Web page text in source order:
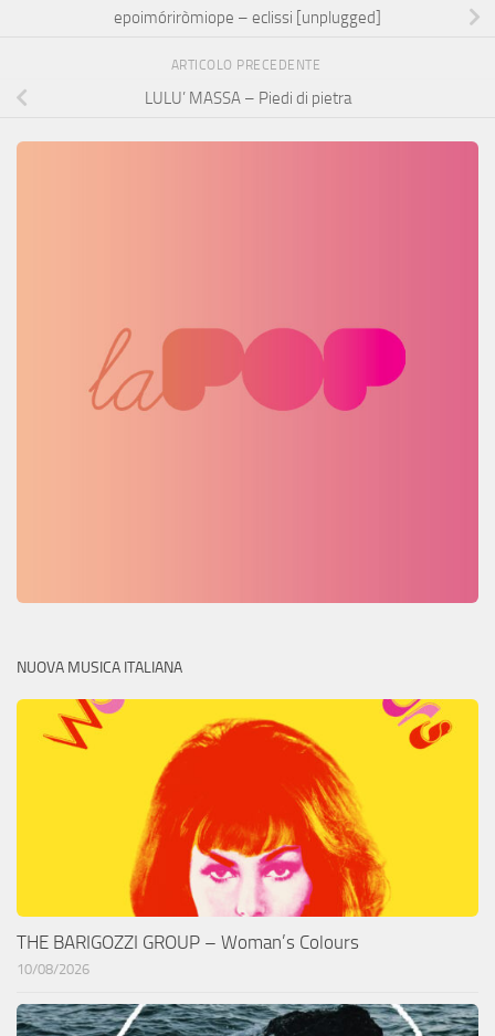
epoimóriròmiope – eclissi [unplugged]
ARTICOLO PRECEDENTE
LULU’ MASSA – Piedi di pietra
NUOVA MUSICA ITALIANA
THE BARIGOZZI GROUP – Woman’s Colours
10/08/2026